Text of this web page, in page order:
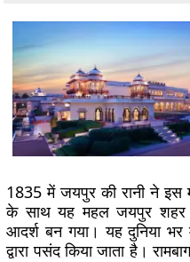
1835 में जयपुर की रानी ने इस
के साथ यह महल जयपुर शहर
आदर्श बन गया। यह दुनिया
द्वारा पसंद किया जाता है।